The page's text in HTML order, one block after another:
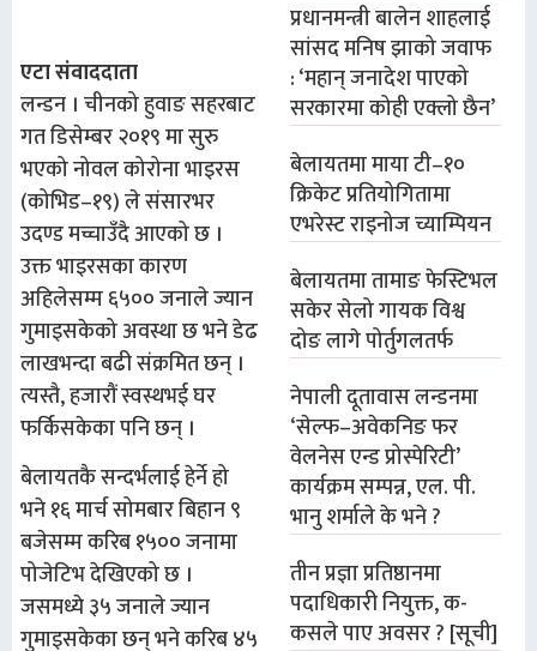
एटा संवाददाता
लन्डन । चीनको हुवाङ सहरबाट
गत डिसेम्बर २०१९ मा सुरु
भएको नोवल कोरोना भाइरस
(कोभिड–१९) ले संसारभर
उदण्ड मच्चाउँदै आएको छ ।
उक्त भाइरसका कारण
अहिलेसम्म ६५०० जनाले ज्यान
गुमाइसकेको अवस्था छ भने डेढ
लाखभन्दा बढी संक्रमित छन् ।
त्यस्तै, हजारौं स्वस्थभई घर
फर्किसकेका पनि छन् ।
बेलायतकै सन्दर्भलाई हेर्ने हो
भने १६ मार्च सोमबार बिहान ९
बजेसम्म करिब १५०० जनामा
पोजेटिभ देखिएको छ ।
जसमध्ये ३५ जनाले ज्यान
गुमाइसकेका छन् भने करिब ४५
प्रधानमन्त्री बालेन शाहलाई
सांसद मनिष झाको जवाफ
: ‘महान् जनादेश पाएको
सरकारमा कोही एक्लो छैन’
बेलायतमा माया टी–१०
क्रिकेट प्रतियोगितामा
एभरेस्ट राइनोज च्याम्पियन
बेलायतमा तामाङ फेस्टिभल
सकेर सेलो गायक विश्व
दोङ लागे पोर्तुगलतर्फ
नेपाली दूतावास लन्डनमा
‘सेल्फ–अवेकनिङ फर
वेलनेस एन्ड प्रोस्पेरिटी’
कार्यक्रम सम्पन्न, एल. पी.
भानु शर्माले के भने ?
तीन प्रज्ञा प्रतिष्ठानमा
पदाधिकारी नियुक्त, क-
कसले पाए अवसर ? [सूची]